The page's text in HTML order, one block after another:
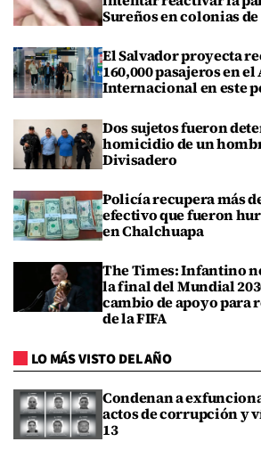
Sureños en colonias
El Salvador proyecta
160,000 pasajeros en
Internacional en este
Dos sujetos fueron
homicidio de un
Divisadero
Policía recupera más
efectivo que fueron
en Chalchuapa
The Times: Infantino
la final del Mundial
cambio de apoyo para
de la FIFA
LO MÁS VISTO DEL AÑO
Condenan a
actos de corrupción y
13